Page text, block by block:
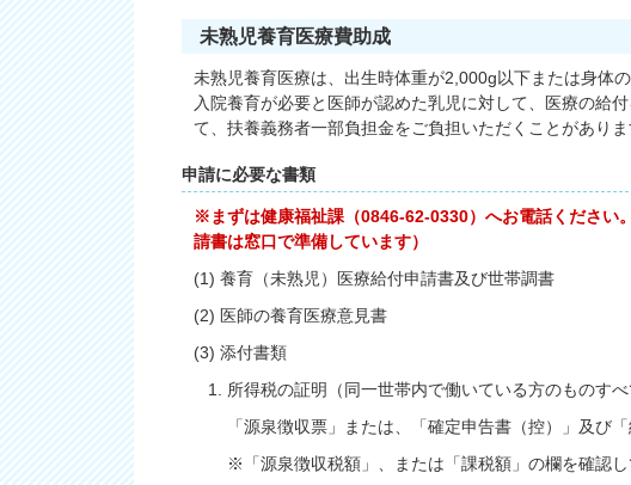
未熟児養育医療費助成
未熟児養育医療は、出生時体重が2,000g以下または身体
入院養育が必要と医師が認めた乳児に対して、医療の給
て、扶養義務者一部負担金をご負担いただくことがありま
申請に必要な書類
※まずは健康福祉課（0846-62-0330）へお電話ください
請書は窓口で準備しています）
(1) 養育（未熟児）医療給付申請書及び世帯調書
(2) 医師の養育医療意見書
(3) 添付書類
1. 所得税の証明（同一世帯内で働いている方のものすべ
「源泉徴収票」または、「確定申告書（控）」及び「
※「源泉徴収税額」、または「課税額」の欄を確認し